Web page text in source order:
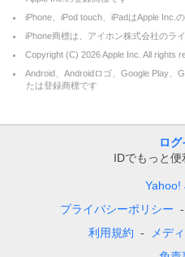
iPhone、iPod touch、iPadはApple Inc.
iPhone商標は、アイホン株式会社のラ
Copyright (C) 2026Apple Inc. All rights
Android、Androidロゴ、Google Play、
たは登録商標です
ログ
IDでもっと便
Yahoo!
プライバシーポリシー
利用規約
メデ